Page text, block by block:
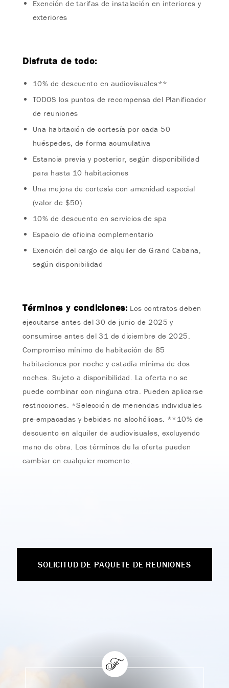
Exención de tarifas de instalación en interiores y
exteriores
Disfruta de todo:
10% de descuento en audiovisuales**
TODOS los puntos de recompensa del Planificador
de reuniones
Una habitación de cortesía por cada 50
huéspedes, de forma acumulativa
Estancia previa y posterior, según disponibilidad
para hasta 10 habitaciones
Una mejora de cortesía con amenidad especial
(valor de $50)
10% de descuento en servicios de spa
Espacio de oficina complementario
Exención del cargo de alquiler de Grand Cabana,
según disponibilidad
Términos y condiciones: Los contratos deben
ejecutarse antes del 30 de junio de 2025 y
consumirse antes del 31 de diciembre de 2025.
Compromiso mínimo de habitación de 85
habitaciones por noche y estadía mínima de dos
noches. Sujeto a disponibilidad. La oferta no se
puede combinar con ninguna otra. Pueden aplicarse
restricciones. *Selección de meriendas individuales
pre-empacadas​​ y bebidas no alcohólicas. **10% de
descuento en alquiler de audiovisuales, excluyendo
mano de obra. Los términos de la oferta pueden
cambiar en cualquier momento.
SOLICITUD DE PAQUETE DE REUNIONES